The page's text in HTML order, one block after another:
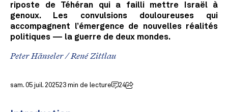
riposte de Téhéran qui a failli mettre Israël à
genoux. Les convulsions douloureuses qui
accompagnent l’émergence de nouvelles réalités
politiques — la guerre de deux mondes.
Peter Hänseler/René Zittlau
sam. 05 juil. 202523 min de lecture 24